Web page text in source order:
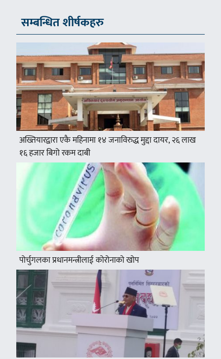
सम्बन्धित शीर्षकहरु
अख्तियारद्वारा एकै महिनामा १४ जनाविरुद्ध मुद्दा दायर, २६ लाख
१६ हजार बिगो रकम दाबी
पोर्चुगलका प्रधानमन्त्रीलाई कोरोनाको खोप